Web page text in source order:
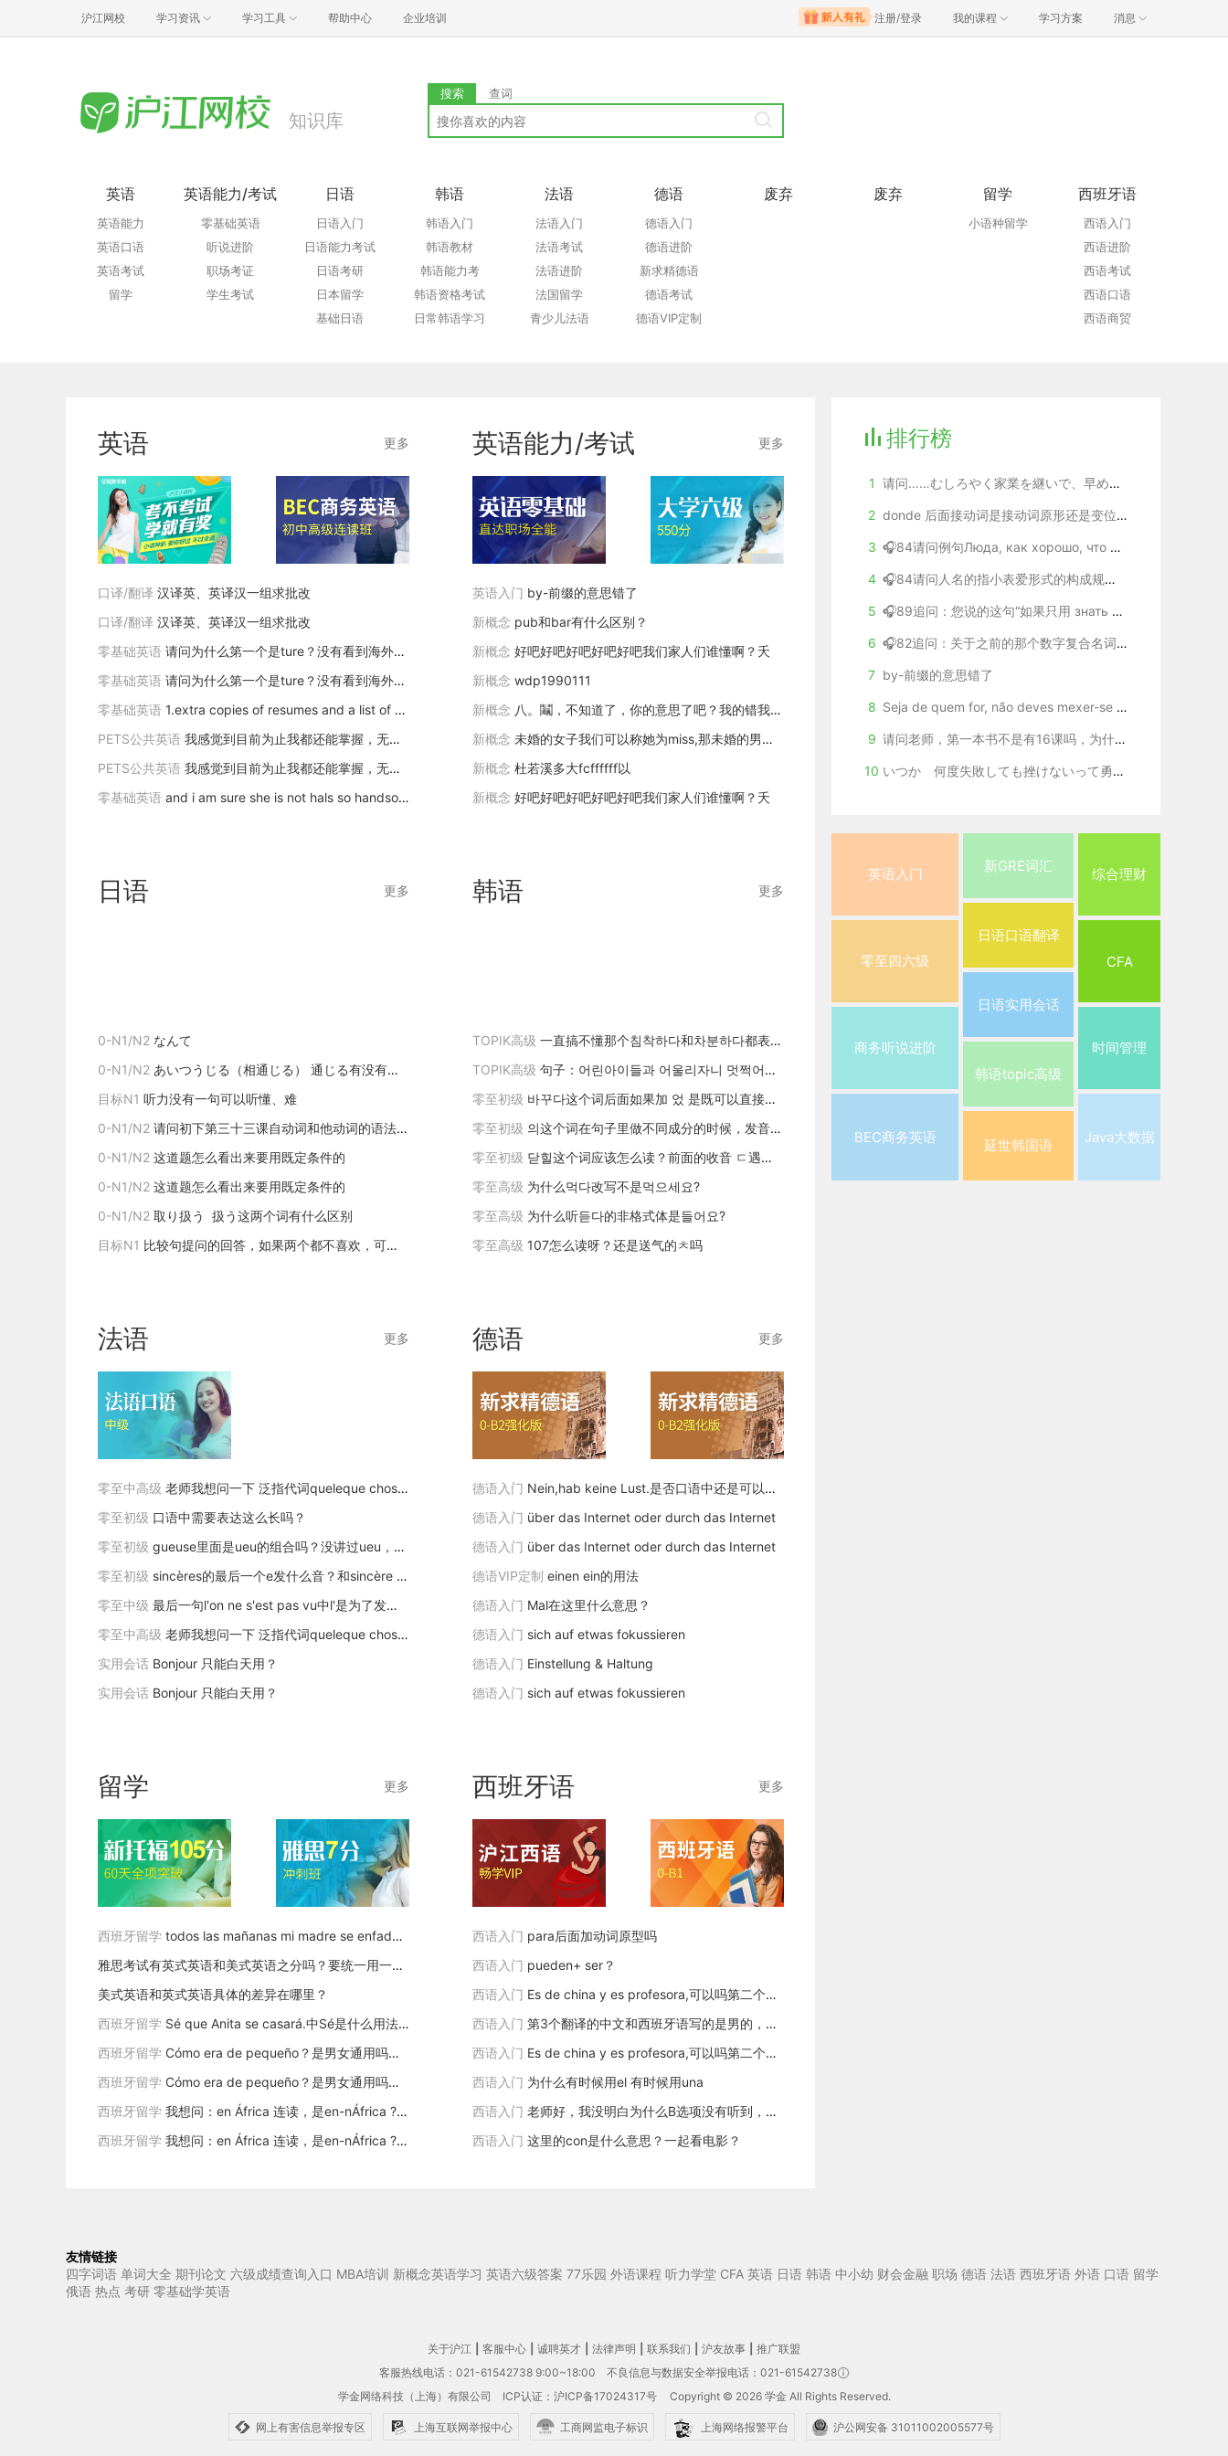
沪江网校 学习资讯 学习工具 帮助中心 企业培训 注册/登录 我的课程 学习方案 消息
知识库
搜索 查词
英语
英语能力
英语口语
英语考试
留学
英语能力/考试
零基础英语
听说进阶
职场考证
学生考试
日语
日语入门
日语能力考试
日语考研
日本留学
基础日语
韩语
韩语入门
韩语教材
韩语能力考
韩语资格考试
日常韩语学习
法语
法语入门
法语考试
法语进阶
法国留学
青少儿法语
德语
德语入门
德语进阶
新求精德语
德语考试
德语VIP定制
废弃 废弃 留学
小语种留学
西班牙语
西语入门
西语进阶
西语考试
西语口语
西语商贸
英语 更多
口译/翻译 汉译英、英译汉一组求批改
口译/翻译 汉译英、英译汉一组求批改
零基础英语 请问为什么第一个是ture？没有看到海外销售额的描述啊？
零基础英语 请问为什么第一个是ture？没有看到海外销售额的描述啊？
零基础英语 1.extra copies of resumes and a list of references.
2. two copies of resume and reference.
copies of……resume 与reference 一个用的是单数，一个复数？哪个是正确的？或者如何理解？
PETS公共英语 我感觉到目前为止我都还能掌握，无非也就是记忆问题。但有一个知识点我一直觉得拿不下，我一直没有语法概念分不清主谓宾定状补，动词名词形容词，介词连词语气词。
尤其是设计a、the、at、to、on、in之类词汇总是在各种莫名其妙的语句里出现或者不出现，我在造句的时候根本不知道到底该不该加这些词汇怎么办？
PETS公共英语 我感觉到目前为止我都还能掌握，无非也就是记忆问题。但有一个知识点我一直觉得拿不下，我一直没有语法概念分不清主谓宾定状补，动词名词形容词，介词连词语气词。
尤其是设计a、the、at、to、on、in之类词汇总是在各种莫名其妙的语句里出现或者不出现，我在造句的时候根本不知道到底该不该加这些词汇怎么办？
零基础英语 and i am sure she is not hals so handsome as Jane, nor half so good humoured as Lydia. But you are always giving her the preference.----hals是什么意思？又写错
英语能力/考试 更多
英语入门 by-前缀的意思错了
新概念 pub和bar有什么区别？
新概念 好吧好吧好吧好吧好吧我们家人们谁懂啊？夭
01-24 21:45 2
我叫乔思源
01-24 21:27 1
杜若溪多大fcffffff以
01-24 21:26 1
新概念 wdp1990111
新概念 八。鬮，不知道了，你的意思了吧？我的错我的错了。你好你？？？？？？？？？？？？？？？我们家人的命好吧好吧好吧好吧好吧好吧好吧好吧我们家人们谁懂啊？夭
新概念 未婚的女子我们可以称她为miss,那未婚的男性呢？
新概念 杜若溪多大fcffffff以
新概念 好吧好吧好吧好吧好吧我们家人们谁懂啊？夭
01-24 21:27 1
日语 更多
0-N1/N2 なんて
接续：简体小句＋なんて；形2词干 / 名词（だ）＋なんて
名词和形2这个だ要不要接
0-N1/N2 あいつうじる（相通じる） 通じる有没有什么区别
目标N1 听力没有一句可以听懂、难
0-N1/N2 请问初下第三十三课自动词和他动词的语法及后面第三十四课中语法解释自动ています、他动てあります、动ておきます、动てみます、前面两个具体写了是自动,他动,后面两个是动,这里的动是既可以是自动词也可以是他动词吗,请老师详细解释一下,谢谢
0-N1/N2 这道题怎么看出来要用既定条件的
0-N1/N2 这道题怎么看出来要用既定条件的
0-N1/N2 取り扱う 扱う这两个词有什么区别
目标N1 比较句提问的回答，如果两个都不喜欢，可以说どちらも好きじゃありません， 还是需要说どちらも嫌いです
韩语 更多
TOPIK高级 一直搞不懂那个침착하다和차분하다都表示沉着冷静的含义时，到底有什么区别呀？
TOPIK高级 句子：어린아이들과 어울리자니 멋쩍어서 그는 슬쩍 저리를 빠져나왔다
零至初级 바꾸다这个词后面如果加 었 是既可以直接加 었又可以写成 꿨吗？哪种写法是正确的呢？
零至初级 의这个词在句子里做不同成分的时候，发音有什么变化？
零至初级 닫힐这个词应该怎么读？前面的收音 ㄷ遇到 ㅎ不应该变成 ㅌ吗？为什么读音却是 ㅊ
零至高级 为什么먹다改写不是먹으세요?
零至高级 为什么听듣다的非格式体是들어요?
零至高级 107怎么读呀？还是送气的ㅊ吗
法语 更多
零至中高级 老师我想问一下 泛指代词queleque chose/ quelqu'un/ personne + de +阳性单数形容词这是规则嘛 就是不管主语是什么都是用阳性单性形容词嘛？
零至初级 口语中需要表达这么长吗？
零至初级 gueuse里面是ueu的组合吗？没讲过ueu，第二个u为啥不发音呢
零至初级 sincères的最后一个e发什么音？和sincère 发音一样吗
零至中级 最后一句l'on ne s'est pas vu中l'是为了发音方便吗？
零至中高级 老师我想问一下 泛指代词queleque chose/ quelqu'un/ personne + de +阳性单数形容词这是规则嘛 就是不管主语是什么都是用阳性单性形容词嘛？
实用会话 Bonjour 只能白天用？
实用会话 Bonjour 只能白天用？
德语 更多
德语入门 Nein,hab keine Lust.是否口语中还是可以省略主语的？
德语入门 über das Internet oder durch das Internet
德语入门 über das Internet oder durch das Internet
德语VIP定制 einen ein的用法
德语入门 Mal在这里什么意思？
德语入门 sich auf etwas fokussieren
德语入门 Einstellung & Haltung
德语入门 sich auf etwas fokussieren
留学 更多
西班牙留学 todos las mañanas mi madre se enfadaba conmigo.这个句子里，enfadarse con 人表示对某人生气，为什么不能说mimadre se enfadaba con mi.那个go又是什么呢？
雅思考试有英式英语和美式英语之分吗？要统一用一种，还是可以穿插在一起？
美式英语和英式英语具体的差异在哪里？
西班牙留学 Sé que Anita se casará.中Sé是什么用法。我知道，这个句子的表达也要用将来时吗？
西班牙留学 Cómo era de pequeño？是男女通用吗？如果问女孩子，是否需要改成pequeña
西班牙留学 Cómo era de pequeño？是男女通用吗？如果问女孩子，是否需要改成pequeña
西班牙留学 我想问：en África 连读，是en-nÁfrica ? 还是 e-nÁfrica? 谢谢
西班牙留学 我想问：en África 连读，是en-nÁfrica ? 还是 e-nÁfrica? 谢谢
西班牙语 更多
西语入门 para后面加动词原型吗
西语入门 pueden+ ser？
西语入门 Es de china y es profesora,可以吗第二个翻译，为什么不可以
西语入门 第3个翻译的中文和西班牙语写的是男的，这应该是女的才对吧应该是Habla china,inglés e españa
西语入门 Es de china y es profesora,可以吗第二个翻译，为什么不可以
西语入门 为什么有时候用el 有时候用una
西语入门 老师好，我没明白为什么B选项没有听到，发音不是正好是dela吗
西语入门 这里的con是什么意思？一起看电影？
排行榜
1 请问……むしろやく家業を継いで、早めに親の力になったほうがいい。这里的やく怎么理解？
2 donde 后面接动词是接动词原形还是变位后的动词
3 🎧84请问例句Люда, как хорошо, что увиделись перед отъездом. 中，увиделись，能否替换成Встретиться，二者有什么区别？
4 🎧84请问人名的指小表爱形式的构成规则是什么？以如图所示的红圈中的人名为例。
5 🎧89追问：您说的这句“如果只用 знать кого-что，则表达的范围就大多了”我没明白什么意思呢。
6 🎧82追问：关于之前的那个数字复合名词的构成规则的问题，您没有找到相关资料，我问了一下豆包，麻烦您从专业老师的视角帮我判断一下豆包的解答是否完全正确，是否有需要更正的地方？
7 by-前缀的意思错了
8 Seja de quem for, não deves mexer-se neste livro.错了吧，那个deves还有语序。应该是não se deva mexer neste livro吧
9 请问老师，第一本书不是有16课吗，为什么课程只有13课
10 いつか 何度失敗しても挫けないって勇気づけくれたのは李さんだったでs
英语入门
零至四六级
商务听说进阶
BEC商务英语
新GRE词汇
日语口语翻译
日语实用会话
韩语topic高级
延世韩国语
综合理财
CFA
时间管理
Java大数据
友情链接
四字词语 单词大全 期刊论文 六级成绩查询入口 MBA培训 新概念英语学习 英语六级答案 77乐园 外语课程 听力学堂 CFA 英语 日语 韩语 中小幼 财会金融 职场 德语 法语 西班牙语 外语 口语 留学
俄语 热点 考研 零基础学英语
关于沪江 客服中心 诚聘英才 法律声明 联系我们 沪友故事
推广联盟
客服热线电话：021-61542738 9:00~18:00
不良信息与数据安全举报电话：021-61542738
学金网络科技（上海）有限公司 ICP认证：沪ICP备17024317号 Copyright © 2026 学金 All Rights Reserved.
网上有害信息举报专区 上海互联网举报中心 工商网监电子标识 上海网络报警平台 沪公网安备 31011002005577号